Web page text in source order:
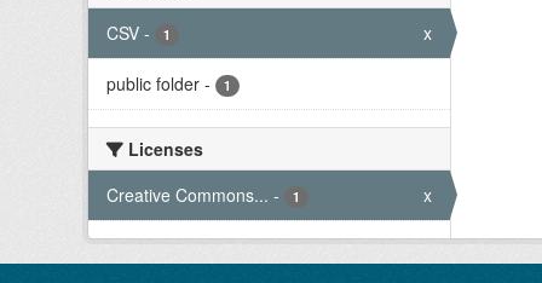
CSV - 1 x
public folder - 1
Licenses
Creative Commons... - 1 x